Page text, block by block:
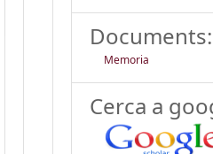
Documents:
Memoria
Cerca a